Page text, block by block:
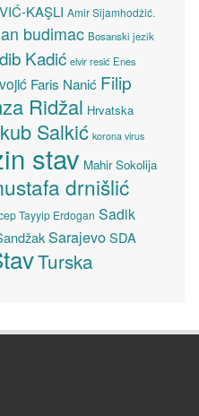
KAŞLI Amir Sijamhodžić.
budimac Bosanski jezik
Kadić elvir resić Enes
Faris Nanić Filip
Ridžal Hrvatska
Salkić korona virus
stav Mahir Sokolija
drnišlić
Tayyip Erdogan Sadik
SarajevoSDA
Turska